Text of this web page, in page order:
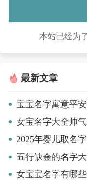
本站已经为
最新文章
宝宝名字寓意平
女宝名字大全帅气
2025年婴儿取名
五行缺金的名字
女宝宝名字有哪